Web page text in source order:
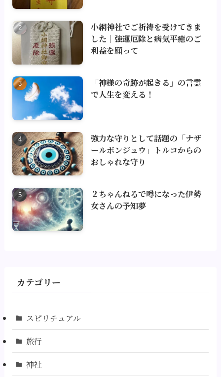
小網神社でご祈祷を受けてきま
した｜強運厄除と病気平癒のご
利益を願って
「神様の奇跡が起きる」の言霊
で人生を変える！
強力な守りとして話題の「ナザ
ールボンジュウ」トルコからの
おしゃれな守り
２ちゃんねるで噂になった伊勢
女さんの予知夢
カテゴリー
スピリチュアル
旅行
神社